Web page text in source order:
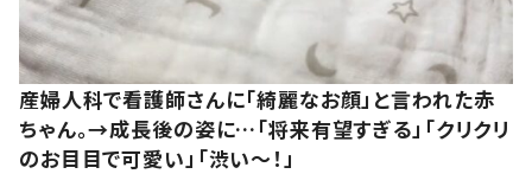
産婦人科で看護師さんに「綺麗なお顔」と言われた赤
ちゃん。→成長後の姿に…「将来有望すぎる」「クリクリ
のお目目で可愛い」「渋い～！」